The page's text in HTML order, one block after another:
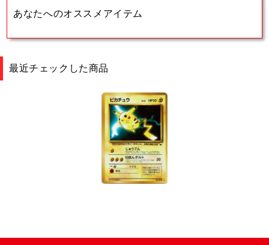
あなたへのオススメアイテム
最近チェックした商品